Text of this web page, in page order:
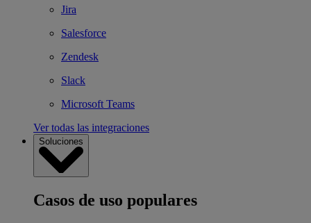
Jira
Salesforce
Zendesk
Slack
Microsoft Teams
Ver todas las integraciones
Soluciones
Casos de uso populares